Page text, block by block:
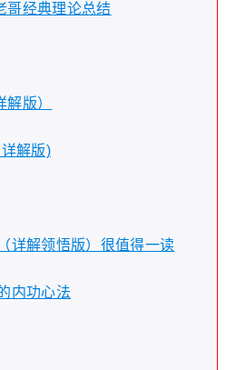
哥经典理论总结
版）
解版)
详解领悟版）很值得一读
内功心法